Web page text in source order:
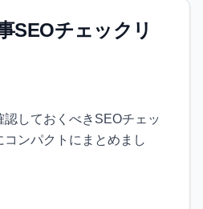
SEOチェックリ
しておくべきSEOチェッ
ンパクトにまとめまし